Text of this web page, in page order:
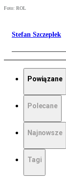
Foto: ROL
Stefan Szczepłek
Powiązane
Polecane
Najnowsze
Tagi